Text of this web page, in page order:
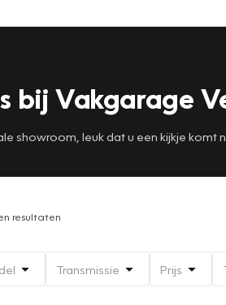
bij Vakgarage
showroom, leuk dat u een kijkje komt
resultaten
Transmissie Prijs